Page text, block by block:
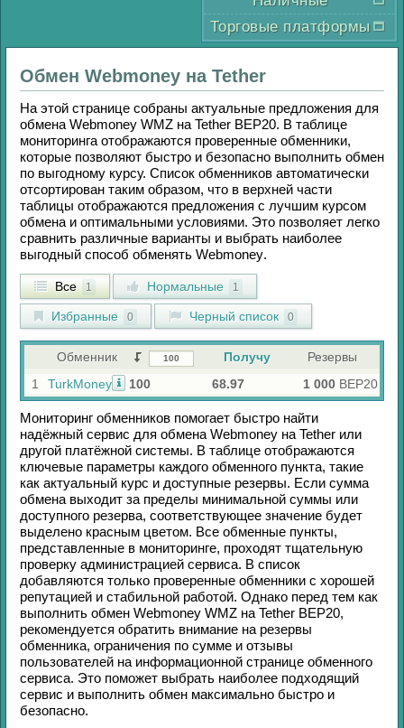
Торговые платформы
Обмен Webmoney на Tether
На этой странице собраны актуальные предложения для
обмена Webmoney WMZ на Tether BEP20. В таблице
мониторинга отображаются проверенные обменники,
которые позволяют быстро и безопасно выполнить обмен
по выгодному курсу. Список обменников автоматически
отсортирован таким образом, что в верхней части
таблицы отображаются предложения с лучшим курсом
обмена и оптимальными условиями. Это позволяет легко
сравнить различные варианты и выбрать наиболее
выгодный способ обменять Webmoney.
Все 1 Нормальные 1
Избранные 0 Черный список 0
Обменник Получу
Резервы
1
TurkMoney 100 68.97 1 000 BEP20
Мониторинг обменников помогает быстро найти
надёжный сервис для обмена Webmoney на Tether или
другой платёжной системы. В таблице отображаются
ключевые параметры каждого обменного пункта, такие
как актуальный курс и доступные резервы. Если сумма
обмена выходит за пределы минимальной суммы или
доступного резерва, соответствующее значение будет
выделено красным цветом. Все обменные пункты,
представленные в мониторинге, проходят тщательную
проверку администрацией сервиса. В список
добавляются только проверенные обменники с хорошей
репутацией и стабильной работой. Однако перед тем как
выполнить обмен Webmoney WMZ на Tether BEP20,
рекомендуется обратить внимание на резервы
обменника, ограничения по сумме и отзывы
пользователей на информационной странице обменного
сервиса. Это поможет выбрать наиболее подходящий
сервис и выполнить обмен максимально быстро и
безопасно.